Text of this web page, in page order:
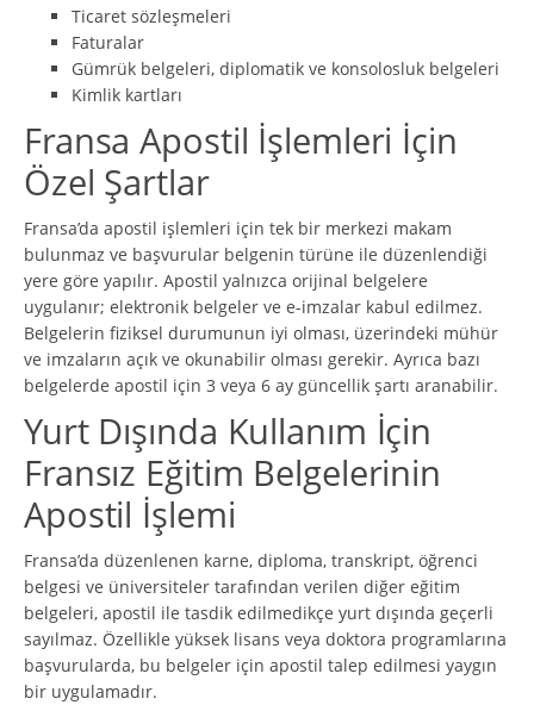
Ticaret sözleşmeleri
Faturalar
Gümrük belgeleri, diplomatik ve konsolosluk belgeleri
Kimlik kartları
Fransa Apostil İşlemleri İçin
Özel Şartlar
Fransa’da apostil işlemleri için tek bir merkezi makam
bulunmaz ve başvurular belgenin türüne ile düzenlendiği
yere göre yapılır. Apostil yalnızca orijinal belgelere
uygulanır; elektronik belgeler ve e-imzalar kabul edilmez.
Belgelerin fiziksel durumunun iyi olması, üzerindeki mühür
ve imzaların açık ve okunabilir olması gerekir. Ayrıca bazı
belgelerde apostil için 3 veya 6 ay güncellik şartı aranabilir.
Yurt Dışında Kullanım İçin
Fransız Eğitim Belgelerinin
Apostil İşlemi
Fransa’da düzenlenen karne, diploma, transkript, öğrenci
belgesi ve üniversiteler tarafından verilen diğer eğitim
belgeleri, apostil ile tasdik edilmedikçe yurt dışında geçerli
sayılmaz. Özellikle yüksek lisans veya doktora programlarına
başvurularda, bu belgeler için apostil talep edilmesi yaygın
bir uygulamadır.